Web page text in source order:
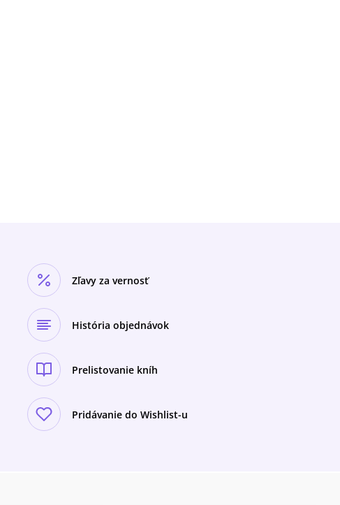
Zľavy za vernosť
História objednávok
Prelistovanie kníh
Pridávanie do Wishlist-u